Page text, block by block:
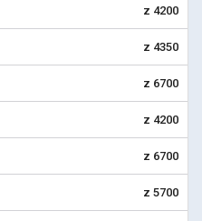
z 4200
z 4350
z 6700
z 4200
z 6700
z 5700